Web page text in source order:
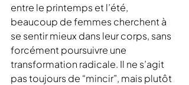
entre le printemps et l’été,
beaucoup de femmes cherchent à
se sentir mieux dans leur corps, sans
forcément poursuivre une
transformation radicale. Il ne s’agit
pas toujours de “mincir”, mais plutôt